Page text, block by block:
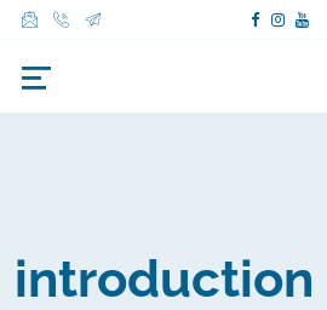
introduction